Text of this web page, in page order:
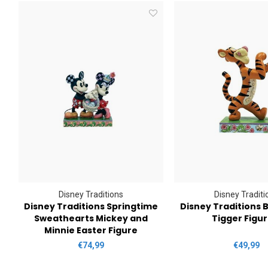
Disney Traditions
Disney Traditions Springtime
Sweathearts Mickey and
Minnie Easter Figure
€74,99
Disney
Disney Traditions
Tigger
€49,99